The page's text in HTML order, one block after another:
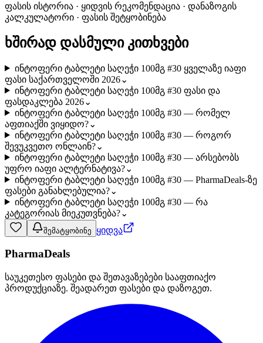
ფასის ისტორია · ყიდვის რეკომენდაცია · დანაზოგის
კალკულატორი · ფასის შეტყობინება
ხშირად დასმული კითხვები
ინტოფერი ტაბლეტი საღეჭი 100მგ #30 ყველაზე იაფი
ფასი საქართველოში 2026⌄
ინტოფერი ტაბლეტი საღეჭი 100მგ #30 ფასი და
ფასდაკლება 2026⌄
ინტოფერი ტაბლეტი საღეჭი 100მგ #30 — რომელ
აფთიაქში ვიყიდო?⌄
ინტოფერი ტაბლეტი საღეჭი 100მგ #30 — როგორ
შევუკვეთო ონლაინ?⌄
ინტოფერი ტაბლეტი საღეჭი 100მგ #30 — არსებობს
უფრო იაფი ალტერნატივა?⌄
ინტოფერი ტაბლეტი საღეჭი 100მგ #30 — PharmaDeals-ზე
ფასები განახლებულია?⌄
ინტოფერი ტაბლეტი საღეჭი 100მგ #30 — რა
კატეგორიას მიეკუთვნება?⌄
შემატყობინე ყიდვა
PharmaDeals
საუკეთესო ფასები და შეთავაზებები სააფთიაქო
პროდუქციაზე. შეადარეთ ფასები და დაზოგეთ.